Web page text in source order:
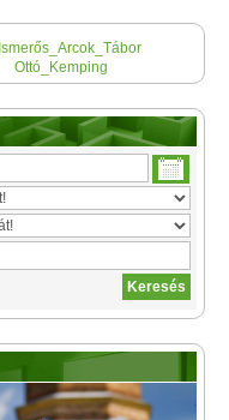
Ismerős_Arcok_Tábor
Ottó_Kemping